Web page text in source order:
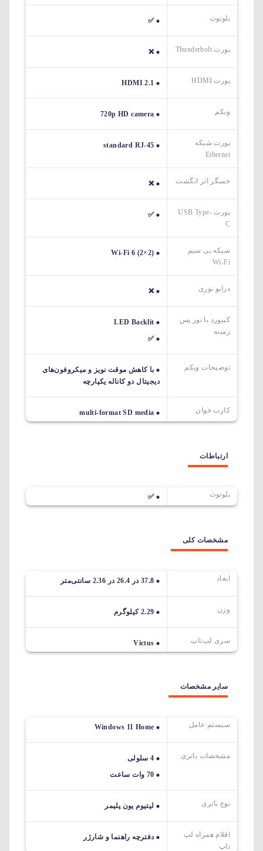
بلوتوث ✅
پورت Thunderbolt ❌
پورت HDMI HDMI 2.1
وبکم 720p HD camera
پورت شبکه
Ethernet
standard RJ-45
حسگر اثر انگشت ❌
پورت USB Type-
C
✅
شبکه بی سیم
Wi-Fi
Wi-Fi 6 (2×2)
درایو نوری ❌
کیبورد با نور پس
زمینه
LED Backlit
✅
توضیحات وبکم
با کاهش موقت نویز و میکروفون‌های
دیجیتال دو کاناله یکپارچه
کارت خوان multi-format SD media
ارتباطات
بلوتوث ✅
مشخصات کلی
ابعاد 37.8 در 26.4 در 2.36 سانتی‌متر
وزن 2.29 کیلوگرم
سری لپ‌تاپ Victus
سایر مشخصات
سیستم عامل Windows 11 Home
مشخصات باتری
4 سلولی
70 وات ساعت
نوع باتری لیتیوم یون پلیمر
اقلام همراه لپ
تاپ
دفترچه راهنما و شارژر